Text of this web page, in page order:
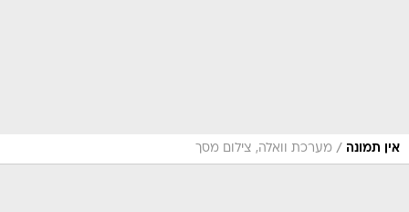
אין תמונה / מערכת וואלה, צילום מסך